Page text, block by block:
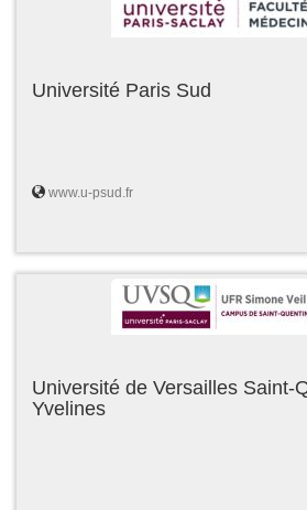
Université Paris Sud
www.u-psud.fr
Université de Versailles Saint-
Yvelines